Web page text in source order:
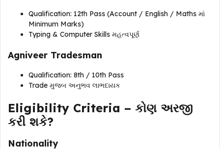
Qualification: 12th Pass (Account / English / Maths માં
Minimum Marks)
Typing & Computer Skills મહત્વપૂર્ણ
Agniveer Tradesman
Qualification: 8th / 10th Pass
Trade મુજબ અનુભવ લાભદાયક
Eligibility Criteria – કોણ અરજી
કરી શકે?
Nationality